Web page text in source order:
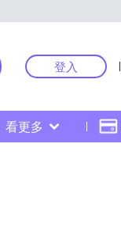
登入
看更多